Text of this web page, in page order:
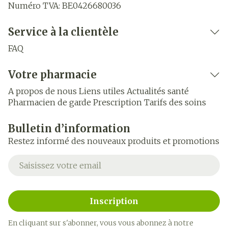
Numéro TVA: BE0426680036
Service à la clientèle
FAQ
Votre pharmacie
A propos de nous Liens utiles Actualités santé
Pharmacien de garde Prescription Tarifs des soins
Bulletin d’information
Restez informé des nouveaux produits et promotions
Adresse mail
Inscription
En cliquant sur s'abonner, vous vous abonnez à notre